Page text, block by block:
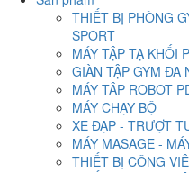
THIẾT BỊ PHÒNG
SPORT
MÁY TẬP TẠ KHỐI
GIÀN TẬP GYM ĐA
MÁY TÂP ROBOT
MÁY CHẠY BỘ
XE ĐẠP - TRƯỢT
MÁY MASAGE -
THIẾT BỊ CÔNG